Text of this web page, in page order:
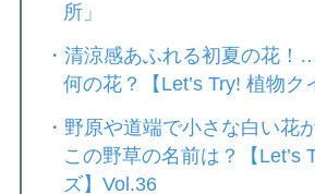
所」
・ 清涼感あふれる初夏の花！
何の花？【Let’s Try! 植物ク
・ 野原や道端で小さな白い花
この野草の名前は？【Let’s
ズ】Vol.36